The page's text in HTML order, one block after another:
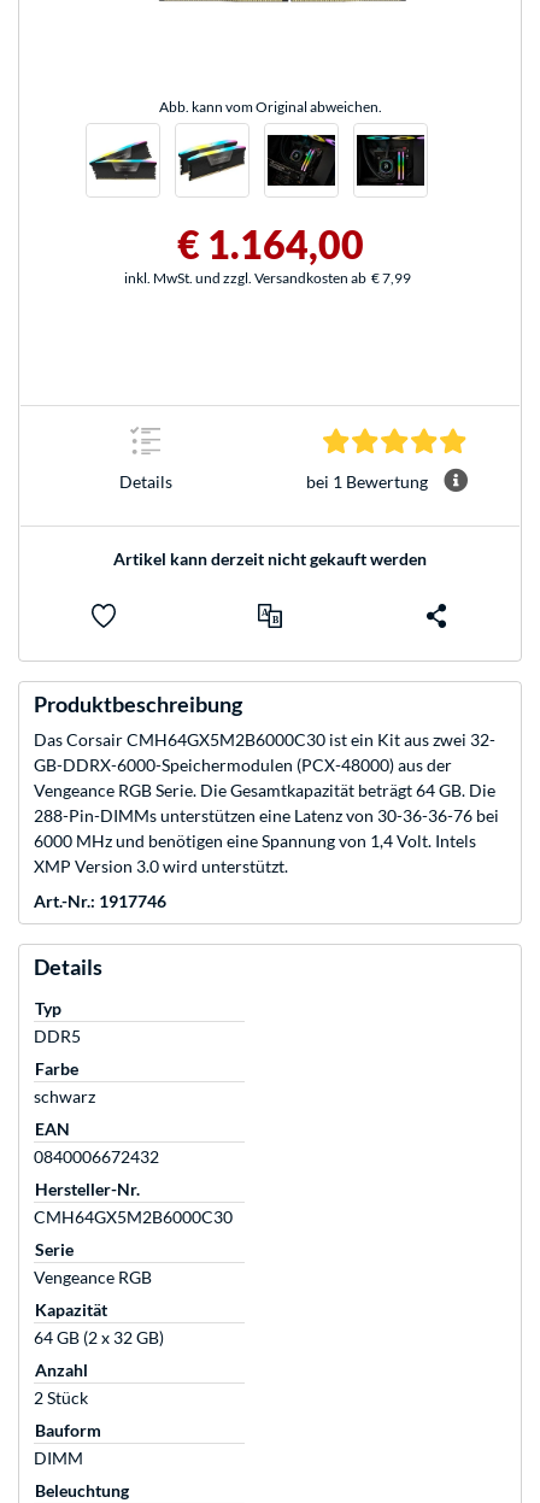
Abb. kann vom Original abweichen.
€ 1.164,00
inkl. MwSt. und zzgl. Versandkosten ab € 7,99
Details bei 1 Bewertung
Artikel kann derzeit nicht gekauft werden
Produktbeschreibung
Das Corsair CMH64GX5M2B6000C30 ist ein Kit aus zwei 32-
GB-DDRX-6000-Speichermodulen (PCX-48000) aus der
Vengeance RGB Serie. Die Gesamtkapazität beträgt 64 GB. Die
288-Pin-DIMMs unterstützen eine Latenz von 30-36-36-76 bei
6000 MHz und benötigen eine Spannung von 1,4 Volt. Intels
XMP Version 3.0 wird unterstützt.
Art.-Nr.: 1917746
Details
Typ
DDR5
Farbe
schwarz
EAN
0840006672432
Hersteller-Nr.
CMH64GX5M2B6000C30
Serie
Vengeance RGB
Kapazität
64 GB (2 x 32 GB)
Anzahl
2 Stück
Bauform
DIMM
Beleuchtung